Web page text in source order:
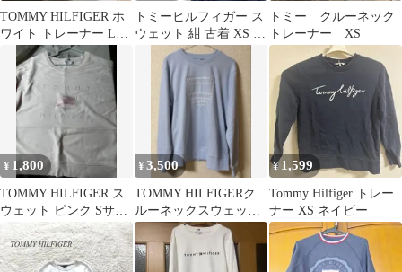
TOMMY HILFIGER ホ
ワイト トレーナー Lサ
イズ
トミーヒルフィガー ス
ウェット 紺 古着 XS レ
ディース フルジップ
トミー クルーネック
トレーナー XS
¥ 1,800
TOMMY HILFIGER ス
ウェット ピンク Sサイ
¥3,500
TOMMY HILFIGERク
ルーネックスウェット
トレーナー
¥ 1,599
Tommy Hilfiger トレー
ナー XS ネイビー